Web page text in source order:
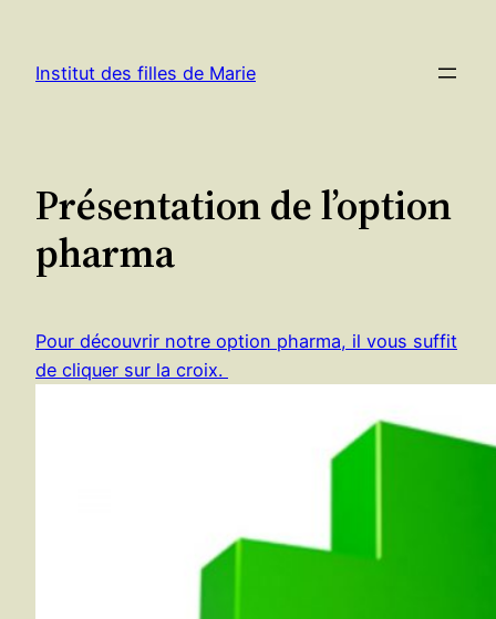
contenu
Institut des filles de Marie
Présentation de l’option
pharma
Pour découvrir notre option pharma, il vous suffit
de cliquer sur la croix.